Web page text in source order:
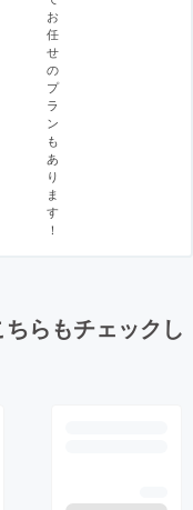
お
任
せ
の
プ
ラ
ン
も
あ
り
ま
す
！
らもチェックし